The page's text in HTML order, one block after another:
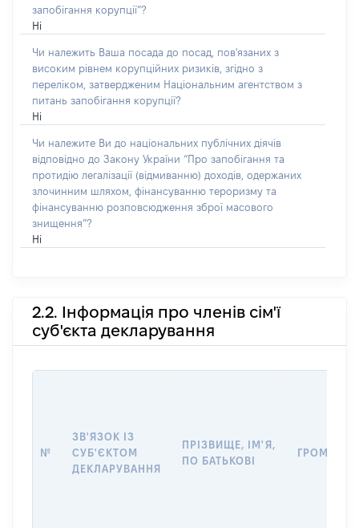
запобігання корупції”?
Ні
Чи належить Ваша посада до посад, пов'язаних з
високим рівнем корупційних ризиків, згідно з
переліком, затвердженим Національним агентством з
питань запобігання корупції?
Ні
Чи належите Ви до національних публічних діячів
відповідно до Закону України “Про запобігання та
протидію легалізації (відмиванню) доходів, одержаних
злочинним шляхом, фінансуванню тероризму та
фінансуванню розповсюдження зброї масового
знищення”?
Ні
2.2. Інформація про членів сім'ї
суб'єкта декларування
№
ЗВ'ЯЗОК ІЗ
СУБ'ЄКТОМ
ДЕКЛАРУВАННЯ
ПРІЗВИЩЕ, ІМ'Я,
ПО БАТЬКОВІ